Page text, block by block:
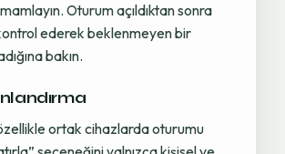
Oturum açıldıktan sonra
ederek beklenmeyen bir
bakın.
ortak cihazlarda oturumu